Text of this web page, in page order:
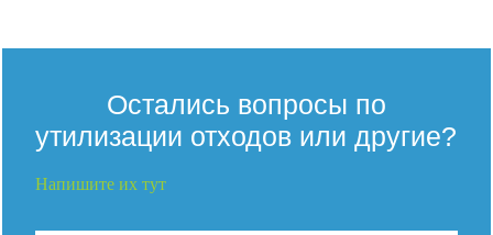
Остались вопросы по
утилизации отходов или другие?
Напишите их тут